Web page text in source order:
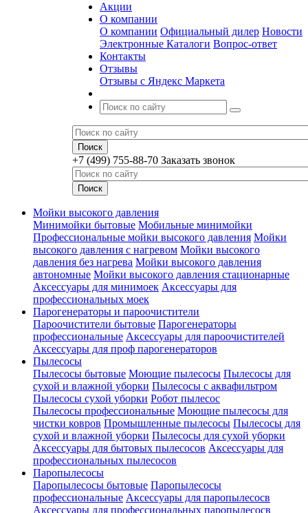
Акции
О компании
О компании Официальный дилер Новости
Электронные Каталоги Вопрос-ответ
Контакты
Отзывы
Отзывы с Яндекс Маркета
+7 (499) 755-88-70 Заказать звонок
Мойки высокого давления
Минимойки бытовые Мобильные минимойки
Профессиональные мойки высокого давления Мойки
высокого давления с нагревом Мойки высокого
давления без нагрева Мойки высокого давления
автономные Мойки высокого давления стационарные
Аксессуары для минимоек Аксессуары для
профессиональных моек
Парогенераторы и пароочистители
Пароочистители бытовые Парогенераторы
профессиональные Аксессуары для пароочистителей
Аксессуары для проф парогенераторов
Пылесосы
Пылесосы бытовые Моющие пылесосы Пылесосы для
сухой и влажной уборки Пылесосы с аквафильтром
Пылесосы сухой уборки Робот пылесос
Пылесосы профессиональные Моющие пылесосы для
чистки ковров Промышленные пылесосы Пылесосы для
сухой и влажной уборки Пылесосы для сухой уборки
Аксессуары для бытовых пылесосов Аксессуары для
профессиональных пылесосов
Паропылесосы
Паропылесосы бытовые Паропылесосы
профессиональные Аксессуары для паропылесосв
Аксессуары для профессиональных паропылесосв